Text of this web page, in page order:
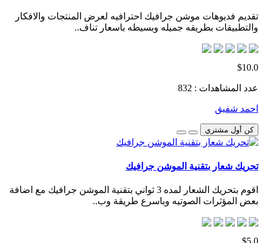
تقديم فديوهات موشن جرافيك احترافيه لعرض المنتجات والافكار
والتطبيقات بطريقه جميله وبسيطه باسعار تناف..
$10.0
عدد المشاهدات : 832
احمد شفيق
كن أول مشتري
تحريك شعار بتقنية الموشن جرافيك
اقوم بتحريك الشعار لمده 3 ثواني بتقنية الموشن جرافيك مع اضافة
بعض المؤثرات الصوتيه وباسرع طريقة وب..
$5.0